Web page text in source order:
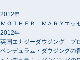
2012年
ＭＯＴＨＥＲ ＭＡＲＹエッ
2012年
英国エナジーダウジング プ
ペンデュラム・ダウジングの